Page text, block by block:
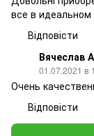
все в идеальном
Відповісти
Вячеслав
01.07.2021 в
Очень
Відповісти